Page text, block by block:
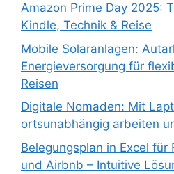
Amazon Prime Day 2025:
Kindle, Technik & Reise
Mobile Solaranlagen:
Energieversorgung für
Reisen
Digitale Nomaden: Mit
ortsunabhängig arbeiten
Belegungsplan in Excel für
und Airbnb – Intuitive